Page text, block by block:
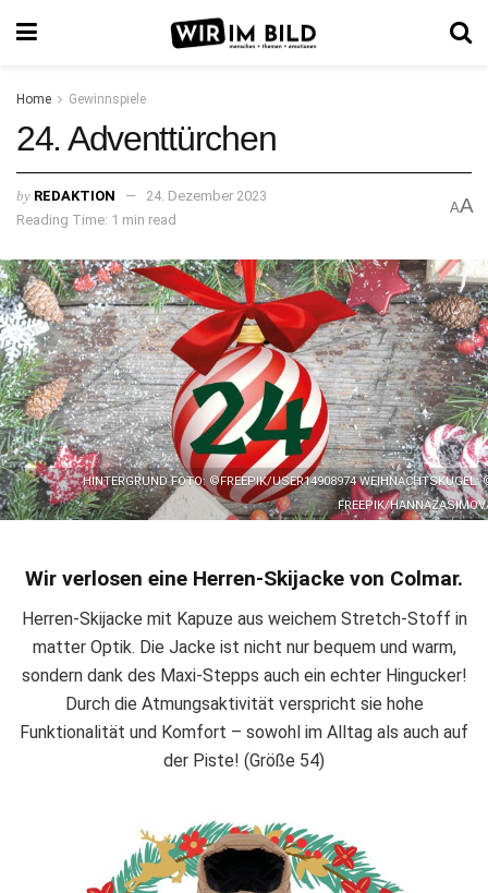
Home Gewinnspiele
24. Adventtürchen
by REDAKTION
24. Dezember 2023
Reading Time: 1 min read
AA
HINTERGRUND FOTO: ©FREEPIK/USER14908974 WEIHNACHTSKUGEL:
FREEPIK/
Wir verlosen eine Herren-Skijacke von Colmar.
Herren-Skijacke mit Kapuze aus weichem Stretch-Stoff in
matter Optik. Die Jacke ist nicht nur bequem und warm,
sondern dank des Maxi-Stepps auch ein echter Hingucker!
Durch die Atmungsaktivität verspricht sie hohe
Funktionalität und Komfort – sowohl im Alltag als auch auf
der Piste! (Größe 54)